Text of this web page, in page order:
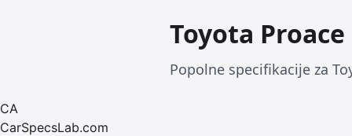
Toyota
Popolne specifikacije za
CA
CarSpecsLab.com